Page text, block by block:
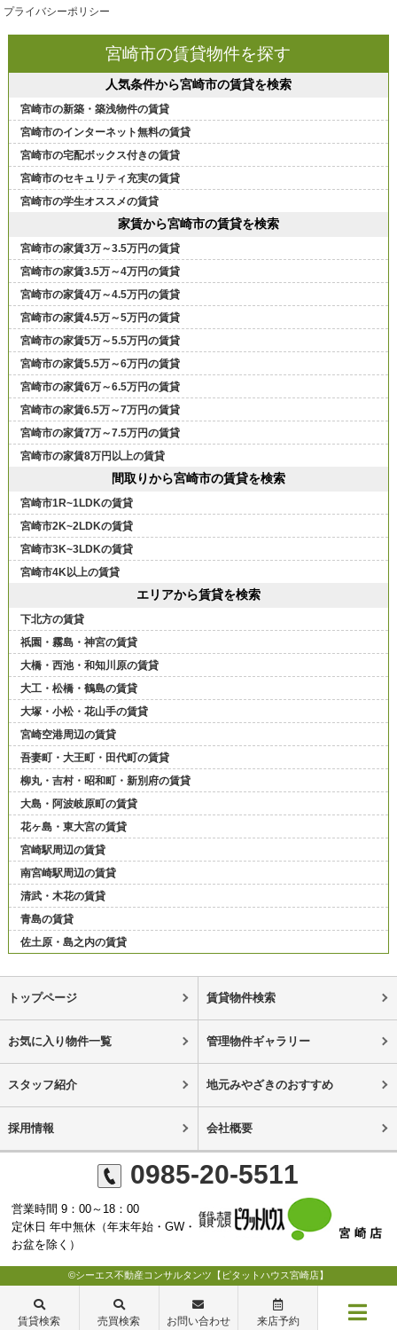
プライバシーポリシー
宮崎市の賃貸物件を探す
人気条件から宮崎市の賃貸を検索
宮崎市の新築・築浅物件の賃貸
宮崎市のインターネット無料の賃貸
宮崎市の宅配ボックス付きの賃貸
宮崎市のセキュリティ充実の賃貸
宮崎市の学生オススメの賃貸
家賃から宮崎市の賃貸を検索
宮崎市の家賃3万～3.5万円の賃貸
宮崎市の家賃3.5万～4万円の賃貸
宮崎市の家賃4万～4.5万円の賃貸
宮崎市の家賃4.5万～5万円の賃貸
宮崎市の家賃5万～5.5万円の賃貸
宮崎市の家賃5.5万～6万円の賃貸
宮崎市の家賃6万～6.5万円の賃貸
宮崎市の家賃6.5万～7万円の賃貸
宮崎市の家賃7万～7.5万円の賃貸
宮崎市の家賃8万円以上の賃貸
間取りから宮崎市の賃貸を検索
宮崎市1R~1LDKの賃貸
宮崎市2K~2LDKの賃貸
宮崎市3K~3LDKの賃貸
宮崎市4K以上の賃貸
エリアから賃貸を検索
下北方の賃貸
祇園・霧島・神宮の賃貸
大橋・西池・和知川原の賃貸
大工・松橋・鶴島の賃貸
大塚・小松・花山手の賃貸
宮崎空港周辺の賃貸
吾妻町・大王町・田代町の賃貸
柳丸・吉村・昭和町・新別府の賃貸
大島・阿波岐原町の賃貸
花ヶ島・東大宮の賃貸
宮崎駅周辺の賃貸
南宮崎駅周辺の賃貸
清武・木花の賃貸
青島の賃貸
佐土原・島之内の賃貸
トップページ 賃貸物件検索
お気に入り物件一覧 管理物件ギャラリー
スタッフ紹介 地元みやざきのおすすめ
採用情報 会社概要
0985-20-5511
営業時間 9：00～18：00
定休日 年中無休（年末年始・GW・
お盆を除く）
©シーエス不動産コンサルタンツ【ピタットハウス宮崎店】
賃貸検索 売買検索 お問い合わせ 来店予約